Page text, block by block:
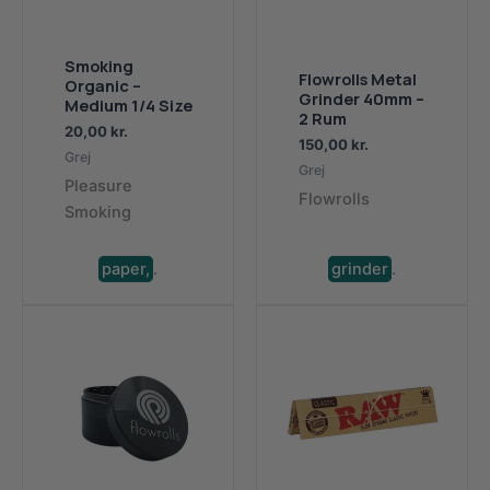
Smoking
Organic –
Medium 1/4 Size
20,00 kr.
Grej
Pleasure
Smoking
paper, .
Flowrolls Metal
Grinder 40mm –
2 Rum
150,00 kr.
Grej
Flowrolls
grinder .